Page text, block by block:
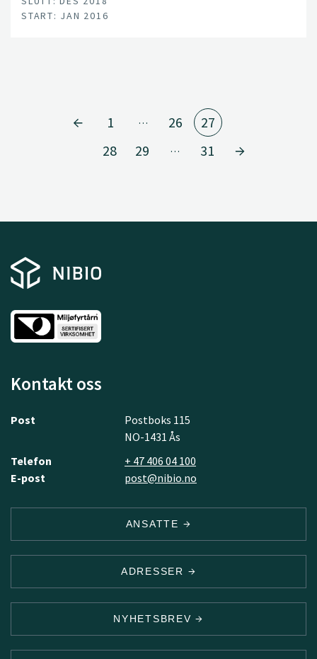
START: JAN 2016
1 … 26
27
28
29 … 31
Kontakt oss
Post
Postboks 115
NO-1431 Ås
Telefon
+ 47 406 04 100
E-post
post@nibio.no
ANSATTE
ADRESSER
NYHETSBREV